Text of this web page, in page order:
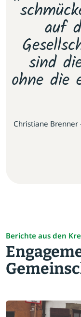
auf
sind
ohne die
Christiane Brenner
Berichte aus den